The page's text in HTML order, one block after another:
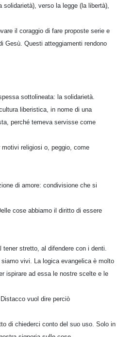
verso la legge (la libertà),
il coraggio di fare proposte serie e
Gesù. Questi atteggiamenti rendono
sottolineata: la solidarietà.
liberistica, in nome di una
perché temeva servisse come
religiosi o, peggio, come
di amore: condivisione che si
cose abbiamo il diritto di essere
tener stretto, al difendere con i denti.
vivi. La logica evangelica è molto
ispirare ad essa le nostre scelte e le
vuol dire perciò
di chiederci conto del suo uso. Solo in